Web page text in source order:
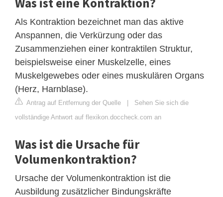
Als Kontraktion bezeichnet man das aktive
Anspannen, die Verkürzung oder das
Zusammenziehen einer kontraktilen Struktur,
beispielsweise einer Muskelzelle, eines
Muskelgewebes oder eines muskulären Organs
(Herz, Harnblase).
Antrag auf Entfernung der Quelle | Sehen Sie sich die
vollständige Antwort auf flexikon.doccheck.com an
Was ist die Ursache für
Volumenkontraktion?
Ursache der Volumenkontraktion ist die
Ausbildung zusätzlicher Bindungskräfte